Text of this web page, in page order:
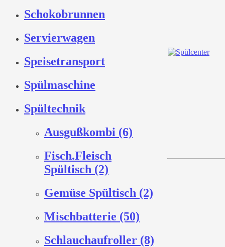
Schokobrunnen
Servierwagen
Speisetransport
Spülmaschine
Spültechnik
Ausgußkombi (6)
Fisch.Fleisch
Spültisch (2)
Gemüse Spültisch (2)
Mischbatterie (50)
Schlauchaufroller (8)